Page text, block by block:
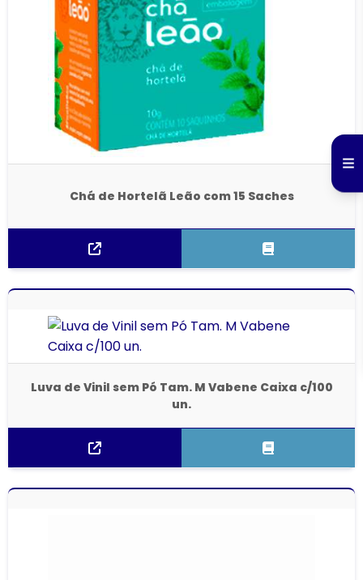
Chá de Hortelã Leão com 15 Saches
Luva de Vinil sem Pó Tam. M Vabene Caixa c/100
un.